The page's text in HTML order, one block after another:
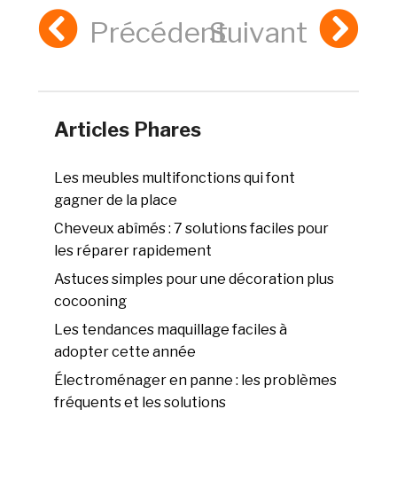
PrécédentSuivant
Articles Phares
Les meubles multifonctions qui font
gagner de la place
Cheveux abîmés : 7 solutions faciles pour
les réparer rapidement
Astuces simples pour une décoration plus
cocooning
Les tendances maquillage faciles à
adopter cette année
Électroménager en panne : les problèmes
fréquents et les solutions